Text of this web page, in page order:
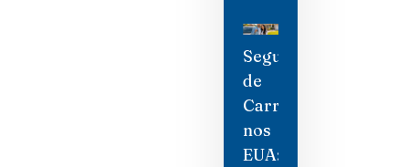
Seguro
de
Carro
nos
EUA: